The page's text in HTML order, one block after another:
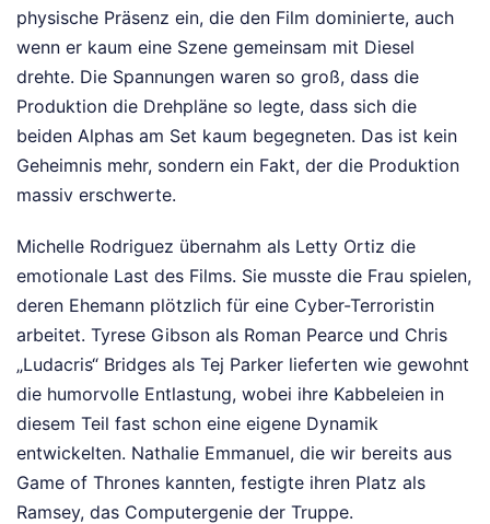
physische Präsenz ein, die den Film dominierte, auch
wenn er kaum eine Szene gemeinsam mit Diesel
drehte. Die Spannungen waren so groß, dass die
Produktion die Drehpläne so legte, dass sich die
beiden Alphas am Set kaum begegneten. Das ist kein
Geheimnis mehr, sondern ein Fakt, der die Produktion
massiv erschwerte.
Michelle Rodriguez übernahm als Letty Ortiz die
emotionale Last des Films. Sie musste die Frau spielen,
deren Ehemann plötzlich für eine Cyber-Terroristin
arbeitet. Tyrese Gibson als Roman Pearce und Chris
„Ludacris“ Bridges als Tej Parker lieferten wie gewohnt
die humorvolle Entlastung, wobei ihre Kabbeleien in
diesem Teil fast schon eine eigene Dynamik
entwickelten. Nathalie Emmanuel, die wir bereits aus
Game of Thrones kannten, festigte ihren Platz als
Ramsey, das Computergenie der Truppe.